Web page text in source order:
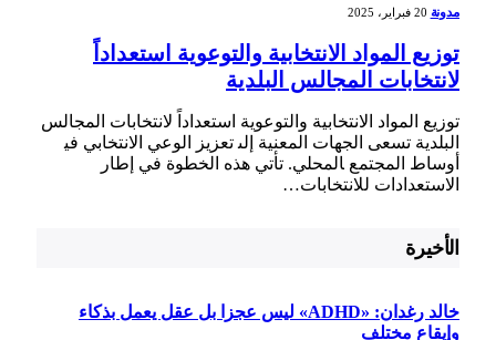
مدونة 20 فبراير، 2025
توزيع المواد الانتخابية والتوعوية استعداداً
لانتخابات المجالس البلدية
توزيع المواد الانتخابية والتوعوية استعداداً لانتخابات​ المجالس
البلدية تسعى الجهات المعنية إلى‍ تعزيز الوعي ‌الانتخابي في‍
أوساط المجتمع ‍المحلي. تأتي هذه الخطوة في إطار
الاستعدادات للانتخابات…
الأخيرة
خالد رغدان: «ADHD» ليس عجزا بل عقل يعمل بذكاء
وإيقاع مختلف